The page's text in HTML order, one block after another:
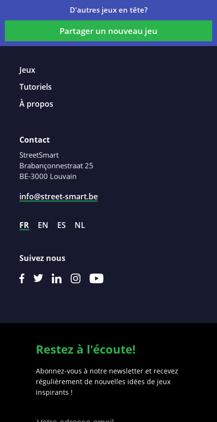
D'autres jeux en tête?
Partager un nouveau jeu
Jeux
Tutoriels
À propos
Contact
StreetSmart
Brabançonnestraat 25
BE-3000 Louvain
info@street-smart.be
FR EN ES NL
Suivez nous
Restez à l'écoute!
Abonnez-vous à notre newsletter et recevez
régulièrement de nouvelles idées de jeux
inspirants !